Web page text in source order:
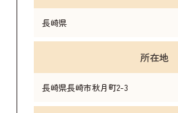
長崎県
所在地
長崎県長崎市秋月町2-3